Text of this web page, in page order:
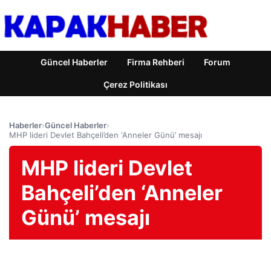
Güncel Haberler Firma Rehberi Forum
Çerez Politikası
Haberler›Güncel Haberler›
MHP lideri Devlet Bahçeli’den ‘Anneler Günü’ mesajı
MHP lideri Devlet
Bahçeli’den ‘Anneler
Günü’ mesajı